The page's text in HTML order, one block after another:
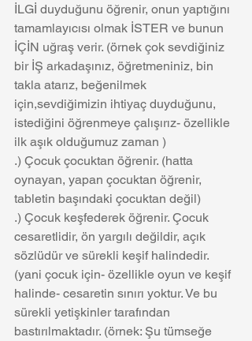
İLGİ duyduğunu öğrenir, onun yaptığını
tamamlayıcısı olmak İSTER ve bunun
İÇİN uğraş verir. (örnek çok sevdiğiniz
bir İŞ arkadaşınız, öğretmeniniz, bin
takla atarız, beğenilmek
için,sevdiğimizin ihtiyaç duyduğunu,
istediğini öğrenmeye çalışırız- özellikle
ilk aşık olduğumuz zaman )
.) Çocuk çocuktan öğrenir. (hatta
oynayan, yapan çocuktan öğrenir,
tabletin başındaki çocuktan değil)
.) Çocuk keşfederek öğrenir. Çocuk
cesaretlidir, ön yargılı değildir, açık
sözlüdür ve sürekli keşif halindedir.
(yani çocuk için- özellikle oyun ve keşif
halinde- cesaretin sınırı yoktur. Ve bu
sürekli yetişkinler tarafından
bastırılmaktadır. (örnek: Şu tümseğe